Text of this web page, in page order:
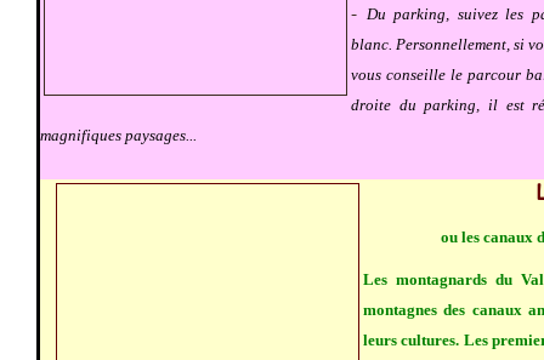
- Du parking, suivez les
blanc. Personnellement, si
vous conseille le parcour
droite du parking, il est
magnifiques paysages...
ou les canaux
Les montagnards du
montagnes des canaux
leurs cultures. Les